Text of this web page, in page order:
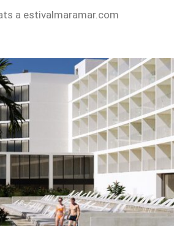
a estivalmaramar.com